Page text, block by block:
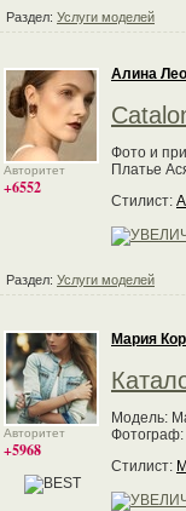
Раздел: Услуги моделей
Авторитет
+6552
Алина
Фото и
Платье
Стилист:
Раздел: Услуги моделей
Авторитет
+5968
Мария
Модель:
Фотограф:
Стилист: